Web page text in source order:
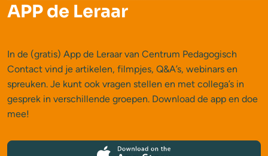
APP de Leraar
In de (gratis) App de Leraar van Centrum Pedagogisch
Contact vind je artikelen, filmpjes, Q&A’s, webinars en
spreuken. Je kunt ook vragen stellen en met collega’s in
gesprek in verschillende groepen. Download de app en doe
mee!